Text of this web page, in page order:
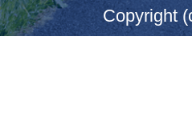
Copyright